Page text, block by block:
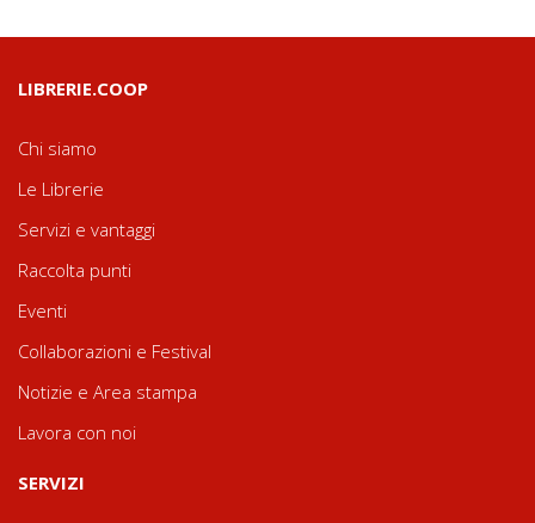
LIBRERIE.COOP
Chi siamo
Le Librerie
Servizi e vantaggi
Raccolta punti
Eventi
Collaborazioni e Festival
Notizie e Area stampa
Lavora con noi
SERVIZI